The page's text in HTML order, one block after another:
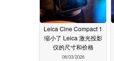
Leica Cine Compact 1
缩小了 Leica 激光投影
仪的尺寸和价格
06/03/2026